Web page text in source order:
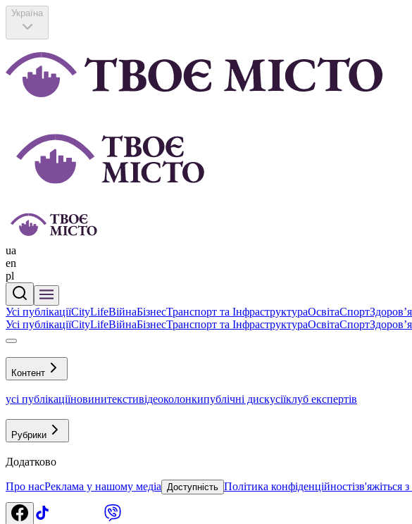
Україна
ua
en
pl
Усі публікаціїCityLifeВійнаБізнесТранспорт та ІнфраструктураОсвітаСпортЗдоровʼя
Усі публікаціїCityLifeВійнаБізнесТранспорт та ІнфраструктураОсвітаСпортЗдоровʼя
Контент
усі публікаціїновинитекстивідеоколонкипублічні дискусіїклуб експертів
Рубрики
Додатково
Про насРеклама у нашому медіа Доступність Політика конфіденційностізв'яжіться